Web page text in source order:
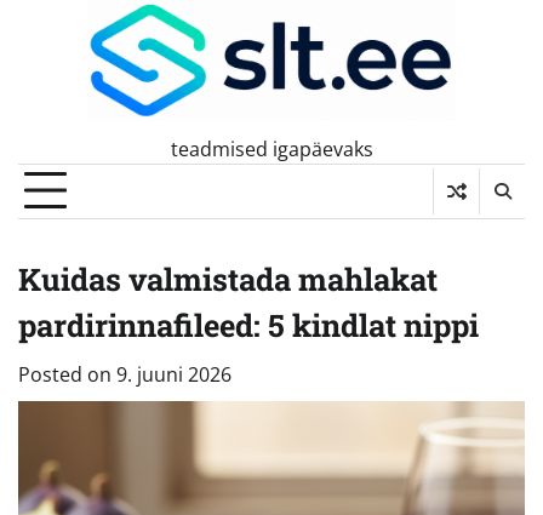
teadmised igapäevaks
Kuidas valmistada mahlakat
pardirinnafileed: 5 kindlat nippi
Posted on 9. juuni 2026